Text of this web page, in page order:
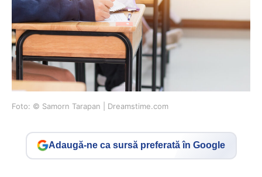
Foto: © Samorn Tarapan | Dreamstime.com
Adaugă-ne ca sursă preferată în Google